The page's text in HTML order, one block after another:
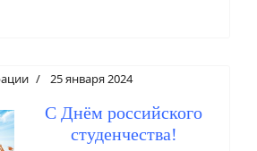
25 января 2024
С Днём российского
студенчества!